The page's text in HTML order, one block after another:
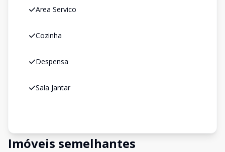
Area Servico
Cozinha
Despensa
Sala Jantar
Imóveis semelhantes